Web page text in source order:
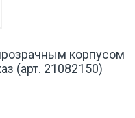
корпусом
(арт. 21082150)